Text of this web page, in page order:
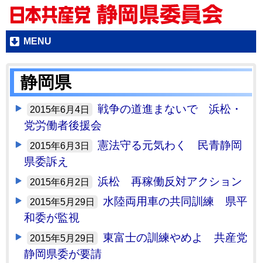
MENU
静岡県
2015年6月4日
戦争の道進まないで 浜松・
党労働者後援会
2015年6月3日
憲法守る元気わく 民青静岡
県委訴え
2015年6月2日 浜松 再稼働反対アクション
2015年5月29日
水陸両用車の共同訓練 県平
和委が監視
2015年5月29日
東富士の訓練やめよ 共産党
静岡県委が要請